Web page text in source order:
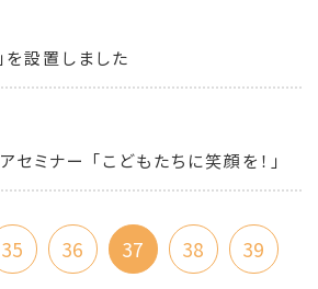
を設置しました
ミナー 「こどもたちに笑顔を！」
35 36 37 38 39